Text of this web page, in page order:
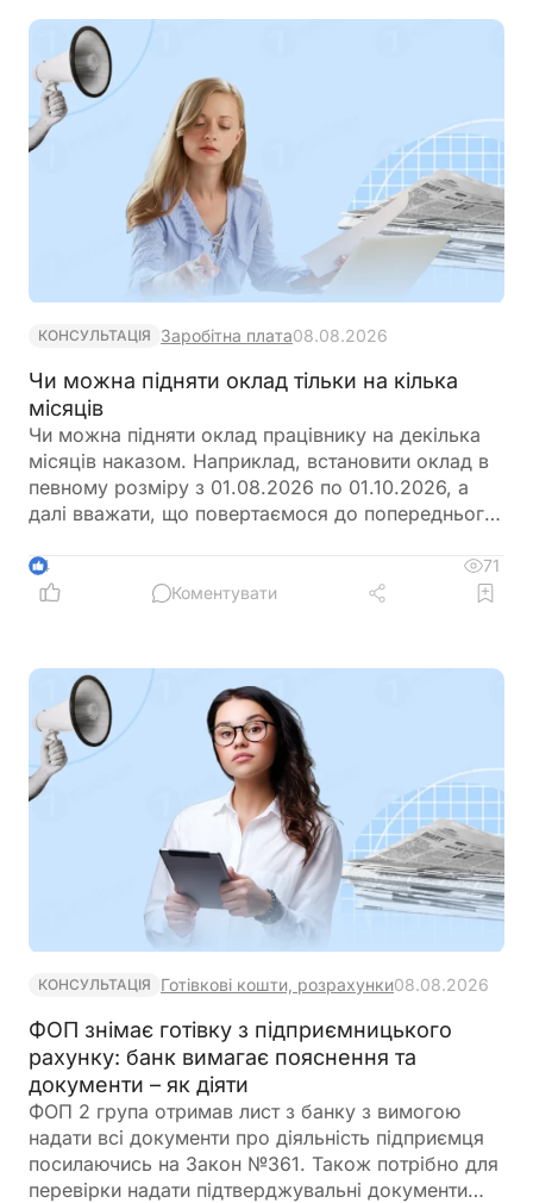
КОНСУЛЬТАЦІЯ Заробітна плата08.08.2026
Чи можна підняти оклад тільки на кілька
місяців
Чи можна підняти оклад працівнику на декілька
місяців наказом. Наприклад, встановити оклад в
певному розміру з 01.08.2026 по 01.10.2026, а
далі вважати, що повертаємося до попереднього
4
71
Коментувати
КОНСУЛЬТАЦІЯ Готівкові кошти, розрахунки08.08.2026
ФОП знімає готівку з підприємницького
рахунку: банк вимагає пояснення та
документи – як діяти
ФОП 2 група отримав лист з банку з вимогою
надати всі документи про діяльність підприємця
посилаючись на Закон №361. Також потрібно для
перевірки надати підтверджувальні документи